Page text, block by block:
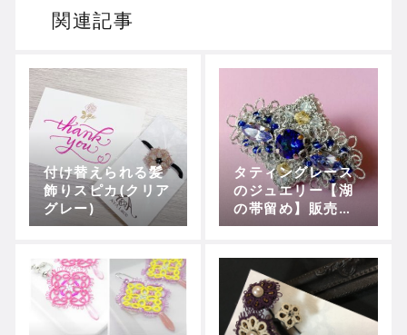
関連記事
付け替えられる髪
飾りスピカ(クリア
グレー)
タティングレース
のジュエリー【湖
の帯留め】販売開
始しました